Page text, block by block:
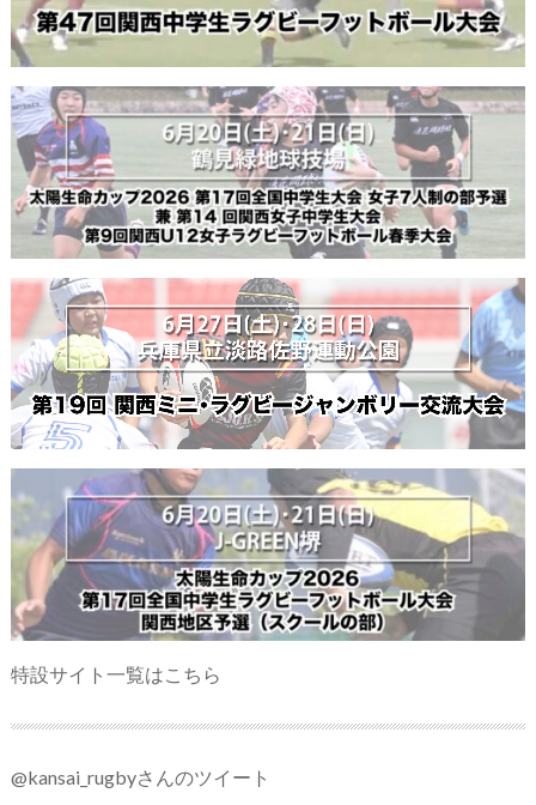
特設サイト一覧はこちら
@kansai_rugbyさんのツイート